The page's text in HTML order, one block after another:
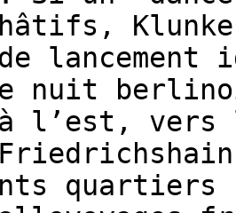
lancement
nuit
l’est, vers
quartiers